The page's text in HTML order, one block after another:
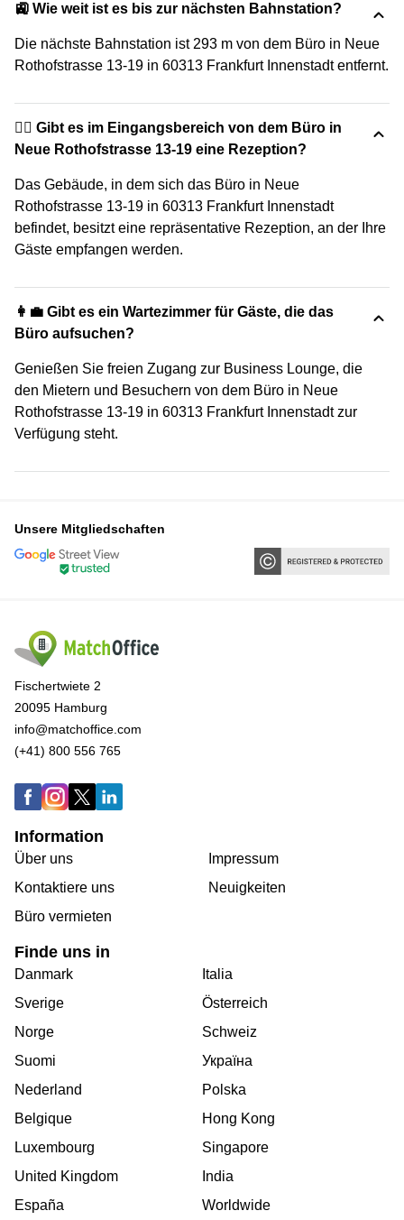
🚉 Wie weit ist es bis zur nächsten Bahnstation?
Die nächste Bahnstation ist 293 m von dem Büro in Neue
Rothofstrasse 13-19 in 60313 Frankfurt Innenstadt entfernt.
🙋‍♀️ Gibt es im Eingangsbereich von dem Büro in
Neue Rothofstrasse 13-19 eine Rezeption?
Das Gebäude, in dem sich das Büro in Neue
Rothofstrasse 13-19 in 60313 Frankfurt Innenstadt
befindet, besitzt eine repräsentative Rezeption, an der Ihre
Gäste empfangen werden.
👩‍💼 Gibt es ein Wartezimmer für Gäste, die das
Büro aufsuchen?
Genießen Sie freien Zugang zur Business Lounge, die
den Mietern und Besuchern von dem Büro in Neue
Rothofstrasse 13-19 in 60313 Frankfurt Innenstadt zur
Verfügung steht.
Unsere Mitgliedschaften
Fischertwiete 2
20095 Hamburg
info@matchoffice.com
(+41) 800 556 765
Information
Über uns
Kontaktiere uns
Büro vermieten
Impressum
Neuigkeiten
Finde uns in
Danmark
Sverige
Norge
Suomi
Nederland
Belgique
Luxembourg
United Kingdom
España
Italia
Österreich
Schweiz
Україна
Polska
Hong Kong
Singapore
India
Worldwide